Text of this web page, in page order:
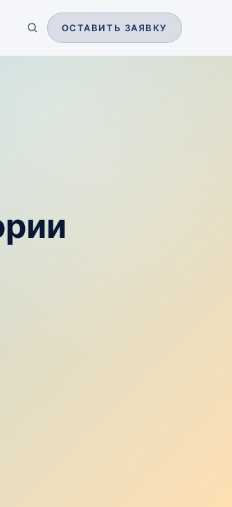
ОСТАВИТЬ ЗАЯВКУ